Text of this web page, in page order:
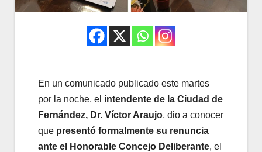
En un comunicado publicado este martes
por la noche, el intendente de la Ciudad de
Fernández, Dr. Víctor Araujo, dio a conocer
que presentó formalmente su renuncia
ante el Honorable Concejo Deliberante, el